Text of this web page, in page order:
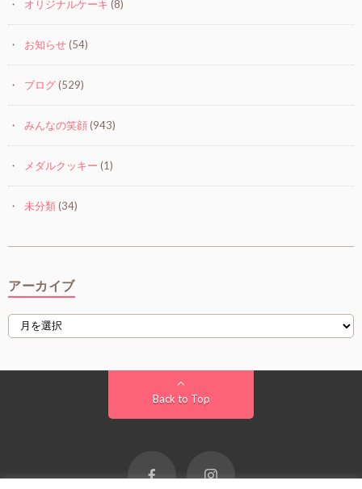
オリジナルケーキ (8)
お知らせ(54)
ブログ(529)
みんなの笑顔(943)
メダルクッキー (1)
未分類(34)
アーカイブ
Back to Top